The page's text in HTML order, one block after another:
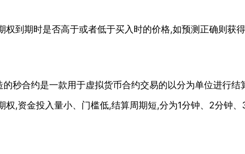
到期时是否高于或者低于买入时的价格,如预测正确则获
秒合约是一款用于虚拟货币合约交易的以分为单位进行
,资金投入量小、门槛低,结算周期短,分为1分钟、2分钟